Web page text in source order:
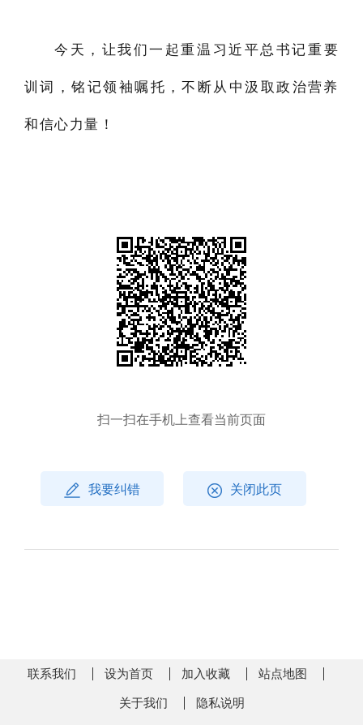
今天，让我们一起重温习近平总书记重要
训词，铭记领袖嘱托，不断从中汲取政治营养
和信心力量！
扫一扫在手机上查看当前页面
我要纠错 关闭此页
联系我们 设为首页 加入收藏 站点地图
关于我们 隐私说明